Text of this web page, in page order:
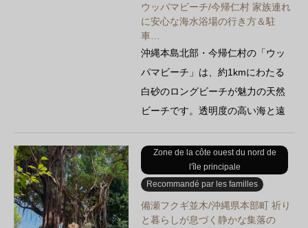
la terre ferme, il reproduit le cycle
naturel de la nature…
ウッパマビーチ/今帰仁村 家族連れ
に安心な海水浴場の行き方＆駐
車…
沖縄本島北部・今帰仁村の「ウッ
パマビーチ」は、約1kmにわたる
白砂のロングビーチが魅力の天然
ビーチです。透明度の高い海と遠
浅の地形が特徴で、家族連れや…
Zone de la côte ouest du nord de
l'île principale
Recommandé par les familles
備瀬フクギ並木/沖縄県本部町 祈り
と暮らしが息づく静かな集落の